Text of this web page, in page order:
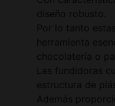
diseño robusto.
Por lo tanto
herramienta
chocolatería o
Las fundidoras
estructura de
Además